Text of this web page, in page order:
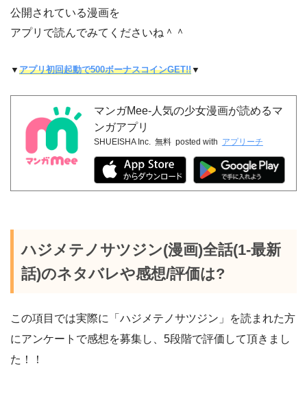
公開されている漫画を
アプリで読んでみてくださいね＾＾
▼ アプリ初回起動で500ボーナスコインGET!!▼
マンガMee-人気の少女漫画が読めるマ
ンガアプリ
SHUEISHA Inc. 無料 posted with アプリーチ
ハジメテノサツジン(漫画)全話(1-最新
話)のネタバレや感想/評価は?
この項目では実際に「ハジメテノサツジン」を読まれた方
にアンケートで感想を募集し、5段階で評価して頂きまし
た！！